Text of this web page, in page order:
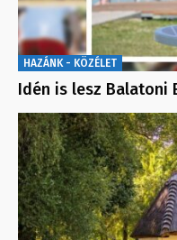
HAZÁNK - KÖZÉLET
Idén is lesz Balatoni